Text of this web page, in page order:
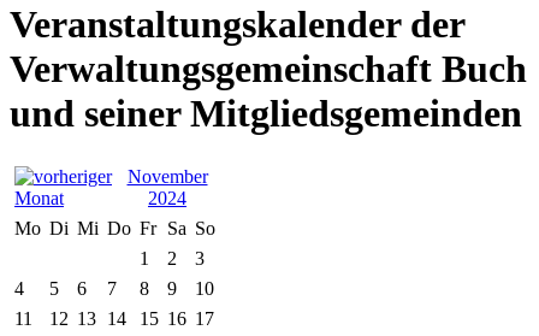
Veranstaltungskalender der
Verwaltungsgemeinschaft Buch
und seiner Mitgliedsgemeinden
November
2024
Mo Di Mi Do Fr Sa So
1
2
3
4
5 6 7 8 9
10
11
12 13 14 15 16 17